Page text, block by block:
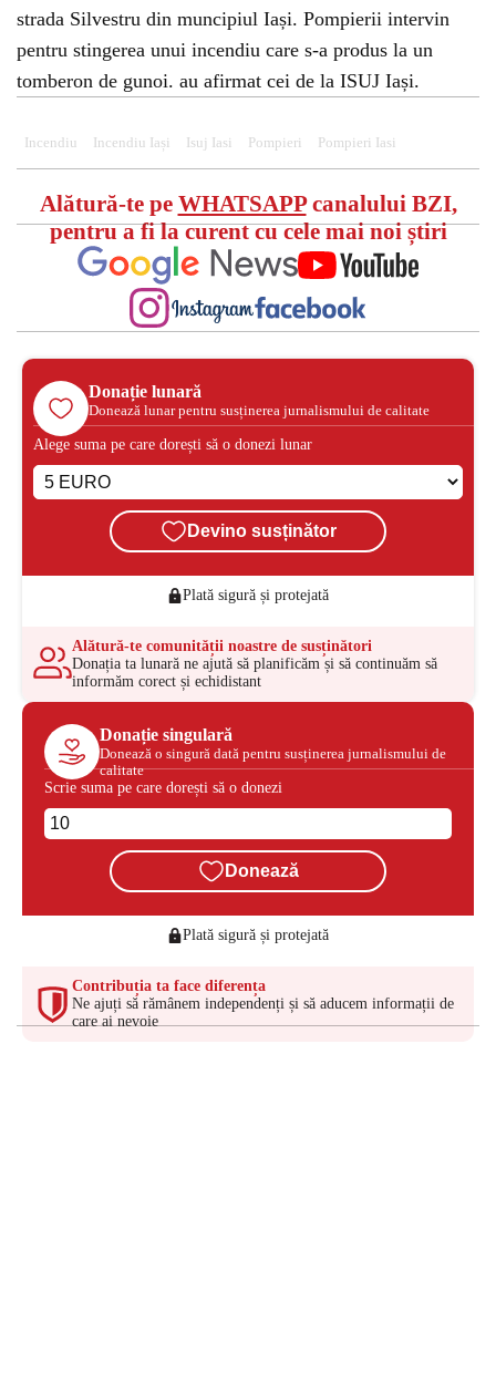
strada Silvestru din muncipiul Iași. Pompierii intervin
pentru stingerea unui incendiu care s-a produs la un
tomberon de gunoi. au afirmat cei de la ISUJ Iași.
Incendiu Incendiu Iași Isuj Iasi Pompieri Pompieri Iasi
Alătură-te pe WHATSAPPcanalului BZI,
pentru a fi la curent cu cele mai noi știri
Donație lunară
Donează lunar pentru susținerea jurnalismului de calitate
Alege suma pe care dorești să o donezi lunar
Devino susținător
Plată sigură și protejată
Alătură-te comunității noastre de susținători
Donația ta lunară ne ajută să planificăm și să continuăm să
informăm corect și echidistant
Donație singulară
Donează o singură dată pentru susținerea jurnalismului de
calitate
Scrie suma pe care dorești să o donezi
Donează
Plată sigură și protejată
Contribuția ta face diferența
Ne ajuți să rămânem independenți și să aducem informații de
care ai nevoie